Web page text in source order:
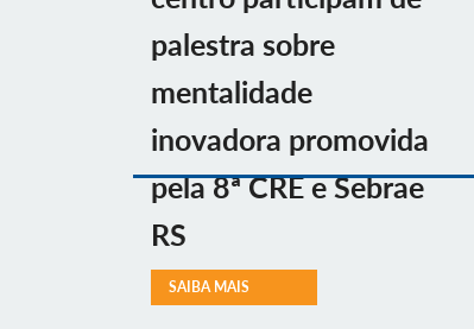
palestra sobre
mentalidade
inovadora promovida
pela 8ª CRE e Sebrae
RS
SAIBA MAIS